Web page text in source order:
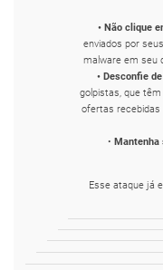
• Não clique
enviados por
malware em seu
• Desconfie
golpistas, que
ofertas recebidas
• Mantenha
Esse ataque já